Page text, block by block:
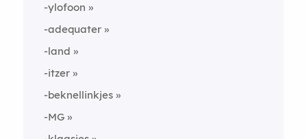
-ylofoon
-adequater
-land
-itzer
-beknellinkjes
-MG